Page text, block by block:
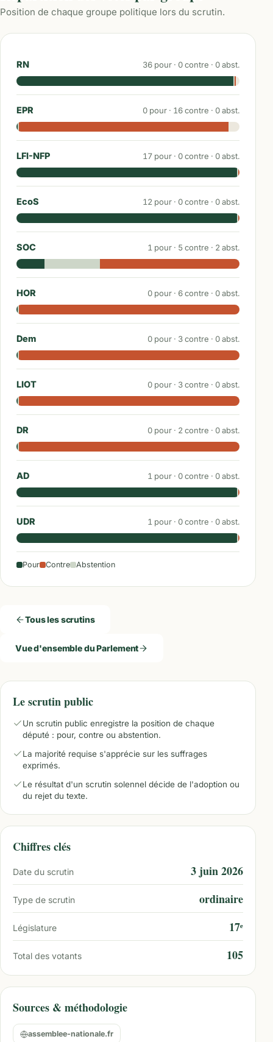
Position de chaque groupe politique lors du scrutin.
RN 36 pour · 0contre · 0abst.
EPR 0 pour · 16contre · 0abst.
LFI-NFP 17 pour · 0contre · 0abst.
EcoS 12 pour · 0contre · 0abst.
SOC 1 pour · 5contre · 2 abst.
HOR 0 pour · 6contre · 0abst.
Dem 0 pour · 3contre · 0abst.
LIOT 0 pour · 3contre · 0abst.
DR 0 pour · 2 contre · 0abst.
AD 1 pour · 0contre · 0abst.
UDR 1 pour · 0contre · 0abst.
Pour Contre Abstention
Tous les scrutins
Vue d'ensemble du Parlement
Le scrutin public
Un scrutin public enregistre la position de chaque
député : pour, contre ou abstention.
La majorité requise s'apprécie sur les suffrages
exprimés.
Le résultat d'un scrutin solennel décide de l'adoption ou
du rejet du texte.
Chiffres clés
Date du scrutin 3 juin 2026
Type de scrutin ordinaire
Législature 17ᵉ
Total des votants 105
Sources & méthodologie
assemblee-nationale.fr